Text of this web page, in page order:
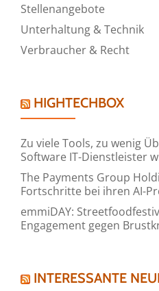
Stellenangebote
Unterhaltung & Technik
Verbraucher & Recht
HIGHTECHBOX
Zu viele Tools, zu wenig
Software IT-Dienstleister
The Payments Group
Fortschritte bei ihren AI-
emmiDAY:
Engagement gegen
INTERESSANTE